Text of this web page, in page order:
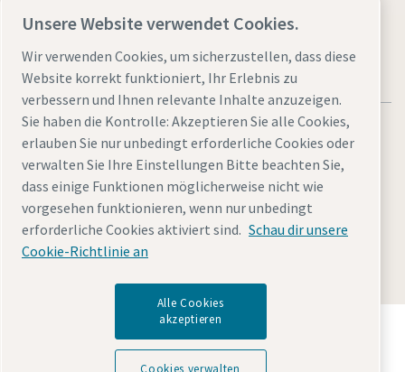
Rechtliche Hinweise und Datenschutzerklärung
Cookies verwaltenBarrierefreiheitSitemap
© 2026 Atlas Copco AB
Entdecken Sie, wie die Atlas Copco Group
Technologien ermöglicht, die die Zukunft verändern.
Unsere Website verwendet Cookies.
Wir verwenden Cookies, um sicherzustellen, dass diese
Website korrekt funktioniert, Ihr Erlebnis zu
verbessern und Ihnen relevante Inhalte anzuzeigen.
Sie haben die Kontrolle: Akzeptieren Sie alle Cookies,
erlauben Sie nur unbedingt erforderliche Cookies oder
verwalten Sie Ihre Einstellungen Bitte beachten Sie,
dass einige Funktionen möglicherweise nicht wie
vorgesehen funktionieren, wenn nur unbedingt
erforderliche Cookies aktiviert sind. Schau dir unsere
Cookie-Richtlinie an
Alle Cookies
akzeptieren